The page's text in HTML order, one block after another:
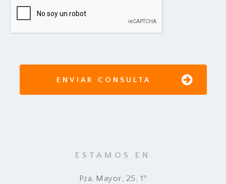
ENVIAR CONSULTA
ESTAMOS EN
Pza. Mayor, 25, 1º